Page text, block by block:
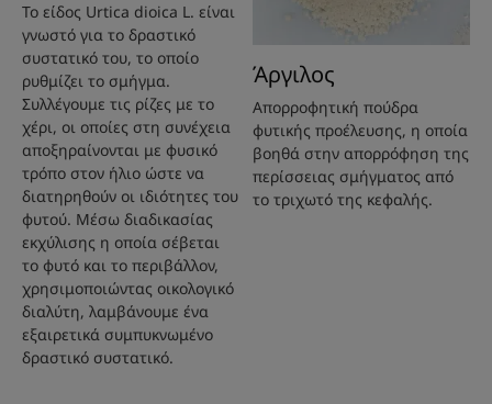
Το είδος Urtica dioica L. είναι
γνωστό για το δραστικό
συστατικό του, το οποίο
ρυθμίζει το σμήγμα.
Συλλέγουμε τις ρίζες με το
χέρι, οι οποίες στη συνέχεια
αποξηραίνονται με φυσικό
τρόπο στον ήλιο ώστε να
διατηρηθούν οι ιδιότητες του
φυτού. Μέσω διαδικασίας
εκχύλισης η οποία σέβεται
το φυτό και το περιβάλλον,
χρησιμοποιώντας οικολογικό
διαλύτη, λαμβάνουμε ένα
εξαιρετικά συμπυκνωμένο
δραστικό συστατικό.
Άργιλος
Απορροφητική πούδρα
φυτικής προέλευσης, η οποία
βοηθά στην απορρόφηση της
περίσσειας σμήγματος από
το τριχωτό της κεφαλής.